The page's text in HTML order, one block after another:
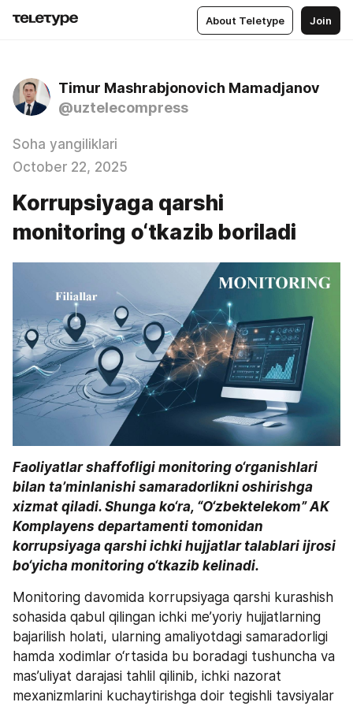
About Teletype Join
Timur Mashrabjonovich Mamadjanov
@uztelecompress
Soha yangiliklari
October 22, 2025
Korrupsiyaga qarshi
monitoring o‘tkazib boriladi
Faoliyatlar shaffofligi monitoring o‘rganishlari
bilan ta’minlanishi samaradorlikni oshirishga
xizmat qiladi. Shunga ko‘ra, “O‘zbektelekom” AK
Komplayens departamenti tomonidan
korrupsiyaga qarshi ichki hujjatlar talablari ijrosi
bo‘yicha monitoring o‘tkazib kelinadi.
Monitoring davomida korrupsiyaga qarshi kurashish
sohasida qabul qilingan ichki me’yoriy hujjatlarning
bajarilish holati, ularning amaliyotdagi samaradorligi
hamda xodimlar o‘rtasida bu boradagi tushuncha va
mas’uliyat darajasi tahlil qilinib, ichki nazorat
mexanizmlarini kuchaytirishga doir tegishli tavsiyalar